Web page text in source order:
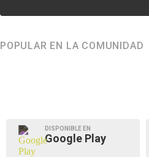
POPULAR EN LA COMUNIDAD
DISPONIBLE EN
Google Play